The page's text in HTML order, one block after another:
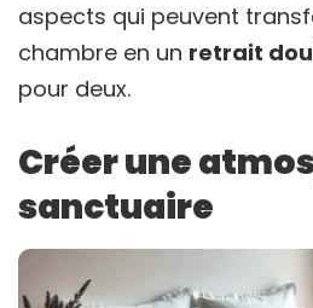
aspects qui peuvent
chambre en un retrait
pour deux.
Créer une
sanctuaire